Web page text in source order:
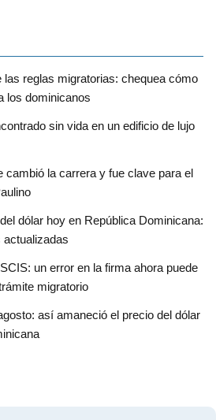
las reglas migratorias: chequea cómo
los dominicanos
sin vida en un edificio de lujo
cambió la carrera y fue clave para el
dólar hoy en República Dominicana:
un error en la firma ahora puede
migratorio
así amaneció el precio del dólar